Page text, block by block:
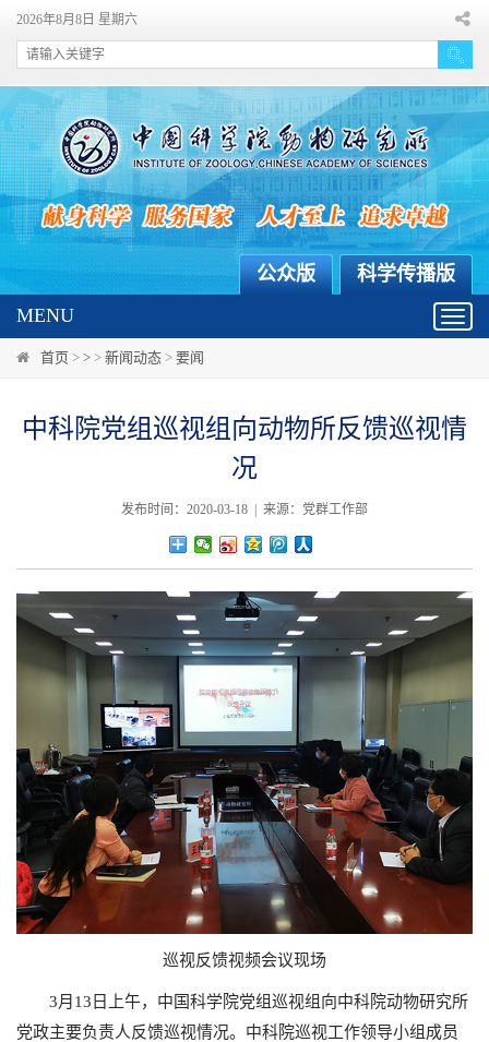
2026年8月8日 星期六
科学传播版
公众版
MENU
首页 > > > 新闻动态 > 要闻
中科院党组巡视组向动物所反馈巡视情
况
发布时间：2020-03-18 | 来源：党群工作部
巡视反馈视频会议现场
3月13日上午，中国科学院党组巡视组向中科院动物研究所
党政主要负责人反馈巡视情况。中科院巡视工作领导小组成员